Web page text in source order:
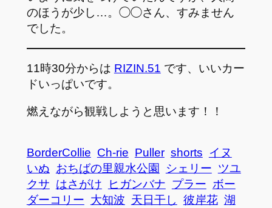
のほうが少し…。◯◯さん、すみません
でした。
11時30分からは RIZIN.51 です、いいカー
ドいっぱいです。
燃えながら観戦しようと思います！！
BorderCollie Ch-rie Puller shorts イヌ
いぬ おちばの里親水公園 シェリー ツユ
クサ はさがけ ヒガンバナ プラー ボー
ダーコリー 大知波 天日干し 彼岸花 湖